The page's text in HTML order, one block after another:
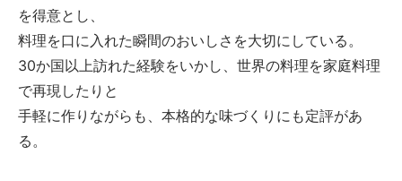
を得意とし、
料理を口に入れた瞬間のおいしさを大切にしている。
30か国以上訪れた経験をいかし、世界の料理を家庭料理
で再現したりと
手軽に作りながらも、本格的な味づくりにも定評があ
る。